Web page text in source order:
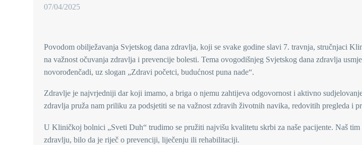
07/04/2025
Povodom obilježavanja Svjetskog dana zdravlja, koji se svake godine slavi 7. travnja, stručnjaci
na važnost očuvanja zdravlja i prevencije bolesti. Tema ovogodišnjeg Svjetskog dana zdravlja
novorođenčadi, uz slogan „Zdravi početci, budućnost puna nade“.
Zdravlje je najvrjedniji dar koji imamo, a briga o njemu zahtijeva odgovornost i aktivno
zdravlja pruža nam priliku za podsjetiti se na važnost zdravih životnih navika, redovitih pregleda i
U Kliničkoj bolnici „Sveti Duh“ trudimo se pružiti najvišu kvalitetu skrbi za naše pacijente. Naš tim
zdravlju, bilo da je riječ o prevenciji, liječenju ili rehabilitaciji.